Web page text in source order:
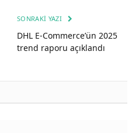
SONRAKI YAZI
DHL E-Commerce’ün 2025
trend raporu açıklandı